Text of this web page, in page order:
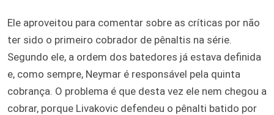
Ele aproveitou para comentar sobre as críticas por não
ter sido o primeiro cobrador de pênaltis na série.
Segundo ele, a ordem dos batedores já estava definida
e, como sempre, Neymar é responsável pela quinta
cobrança. O problema é que desta vez ele nem chegou a
cobrar, porque Livakovic defendeu o pênalti batido por